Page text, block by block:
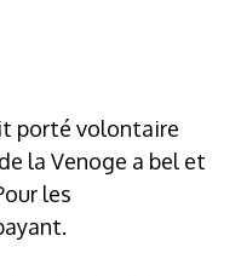
porté volontaire
la Venoge a bel et
les